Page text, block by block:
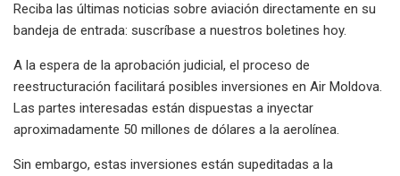
Reciba las últimas noticias sobre aviación directamente en su
bandeja de entrada: suscríbase a nuestros boletines hoy.
A la espera de la aprobación judicial, el proceso de
reestructuración facilitará posibles inversiones en Air Moldova.
Las partes interesadas están dispuestas a inyectar
aproximadamente 50 millones de dólares a la aerolínea.
Sin embargo, estas inversiones están supeditadas a la